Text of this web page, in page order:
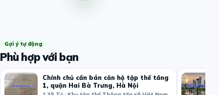
Gợi ý tự động
Phù hợp với bạn
Chính chủ cần bán căn hộ tập thể tầng
1, quận Hai Bà Trưng, Hà Nội